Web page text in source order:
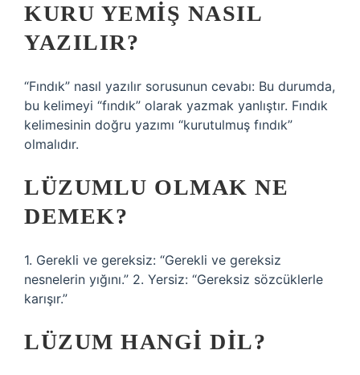
KURU YEMIŞ NASIL
YAZILIR?
“Fındık” nasıl yazılır sorusunun cevabı: Bu durumda,
bu kelimeyi “fındık” olarak yazmak yanlıştır. Fındık
kelimesinin doğru yazımı “kurutulmuş fındık”
olmalıdır.
LÜZUMLU OLMAK NE
DEMEK?
1. Gerekli ve gereksiz: ​​“Gerekli ve gereksiz
nesnelerin yığını.” 2. Yersiz: “Gereksiz sözcüklerle
karışır.”
LÜZUM HANGI DIL?